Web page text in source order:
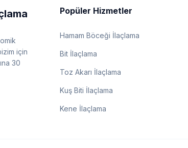
için
30
Popüler Hizmetler
Hamam Böceği İlaçlama
Bit İlaçlama
Toz Akarı İlaçlama
Kuş Biti İlaçlama
Kene İlaçlama